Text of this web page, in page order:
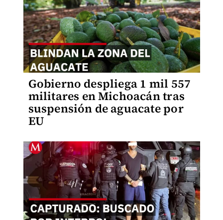
Gobierno despliega 1 mil 557
militares en Michoacán tras
suspensión de aguacate por
EU